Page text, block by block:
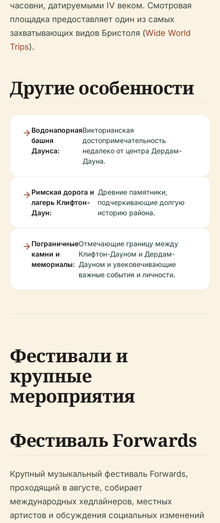
часовни, датируемыми IV веком. Смотровая
площадка предоставляет один из самых
захватывающих видов Бристоля (Wide World
Trips).
Другие особенности
Водонапорная
башня
Даунса:
Викторианская
достопримечательность
недалеко от центра Дердам-
Дауна.
Римская дорога и
лагерь Клифтон-
Даун:
Древние памятники,
подчеркивающие долгую
историю района.
Пограничные
камни и
мемориалы:
Отмечающие границу между
Клифтон-Дауном и Дердам-
Дауном и увековечивающие
важные события и личности.
Фестивали и
крупные
мероприятия
Фестиваль Forwards
Крупный музыкальный фестиваль Forwards,
проходящий в августе, собирает
международных хедлайнеров, местных
артистов и обсуждения социальных изменений